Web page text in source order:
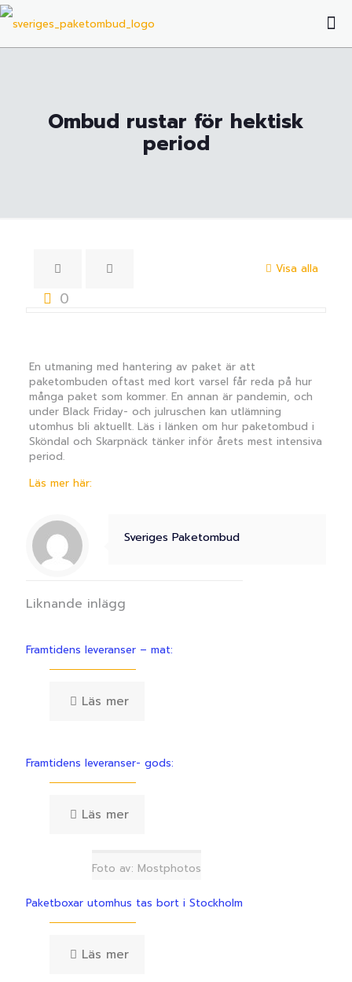
Ombud rustar för hektisk
period
Visa alla
0
En utmaning med hantering av paket är att
paketombuden oftast med kort varsel får reda på hur
många paket som kommer. En annan är pandemin, och
under Black Friday- och julruschen kan utlämning
utomhus bli aktuellt. Läs i länken om hur paketombud i
Sköndal och Skarpnäck tänker inför årets mest intensiva
period.
Läs mer här:
Sveriges Paketombud
Liknande inlägg
Framtidens leveranser – mat:
Läs mer
Framtidens leveranser- gods:
Läs mer
Foto av: Mostphotos
Paketboxar utomhus tas bort i Stockholm
Läs mer